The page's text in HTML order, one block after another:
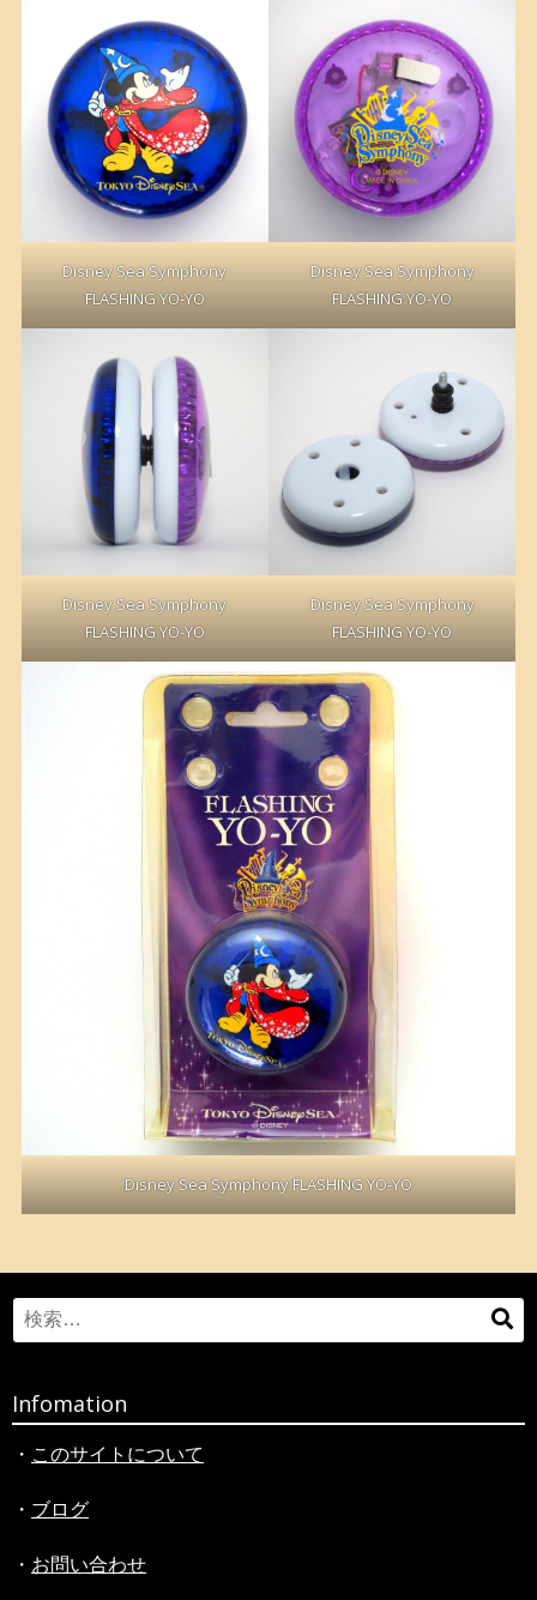
Disney Sea Symphony
FLASHING YO-YO
Disney Sea Symphony
FLASHING YO-YO
Disney Sea Symphony
FLASHING YO-YO
Disney Sea Symphony
FLASHING YO-YO
Disney Sea Symphony FLASHING YO-YO
Search
for:
検
Infomation
・ このサイトについて
・ ブログ
・ お問い合わせ